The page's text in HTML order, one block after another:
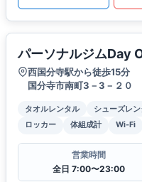
パーソナルジムDay
西国分寺駅から徒歩15分
国分寺市南町3－3－２０
タオルレンタル シューズレ
ロッカー
体組成計 Wi-Fi
営業時間
全日 7:00〜23:00